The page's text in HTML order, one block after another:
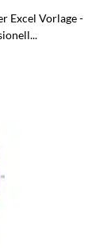
Excel Vorlage -